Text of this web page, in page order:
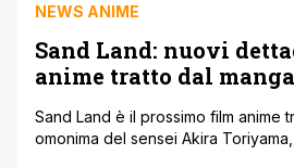
NEWS ANIME
Sand Land: nuovi
anime tratto dal
Sand Land è il prossimo film anime
omonima del sensei Akira